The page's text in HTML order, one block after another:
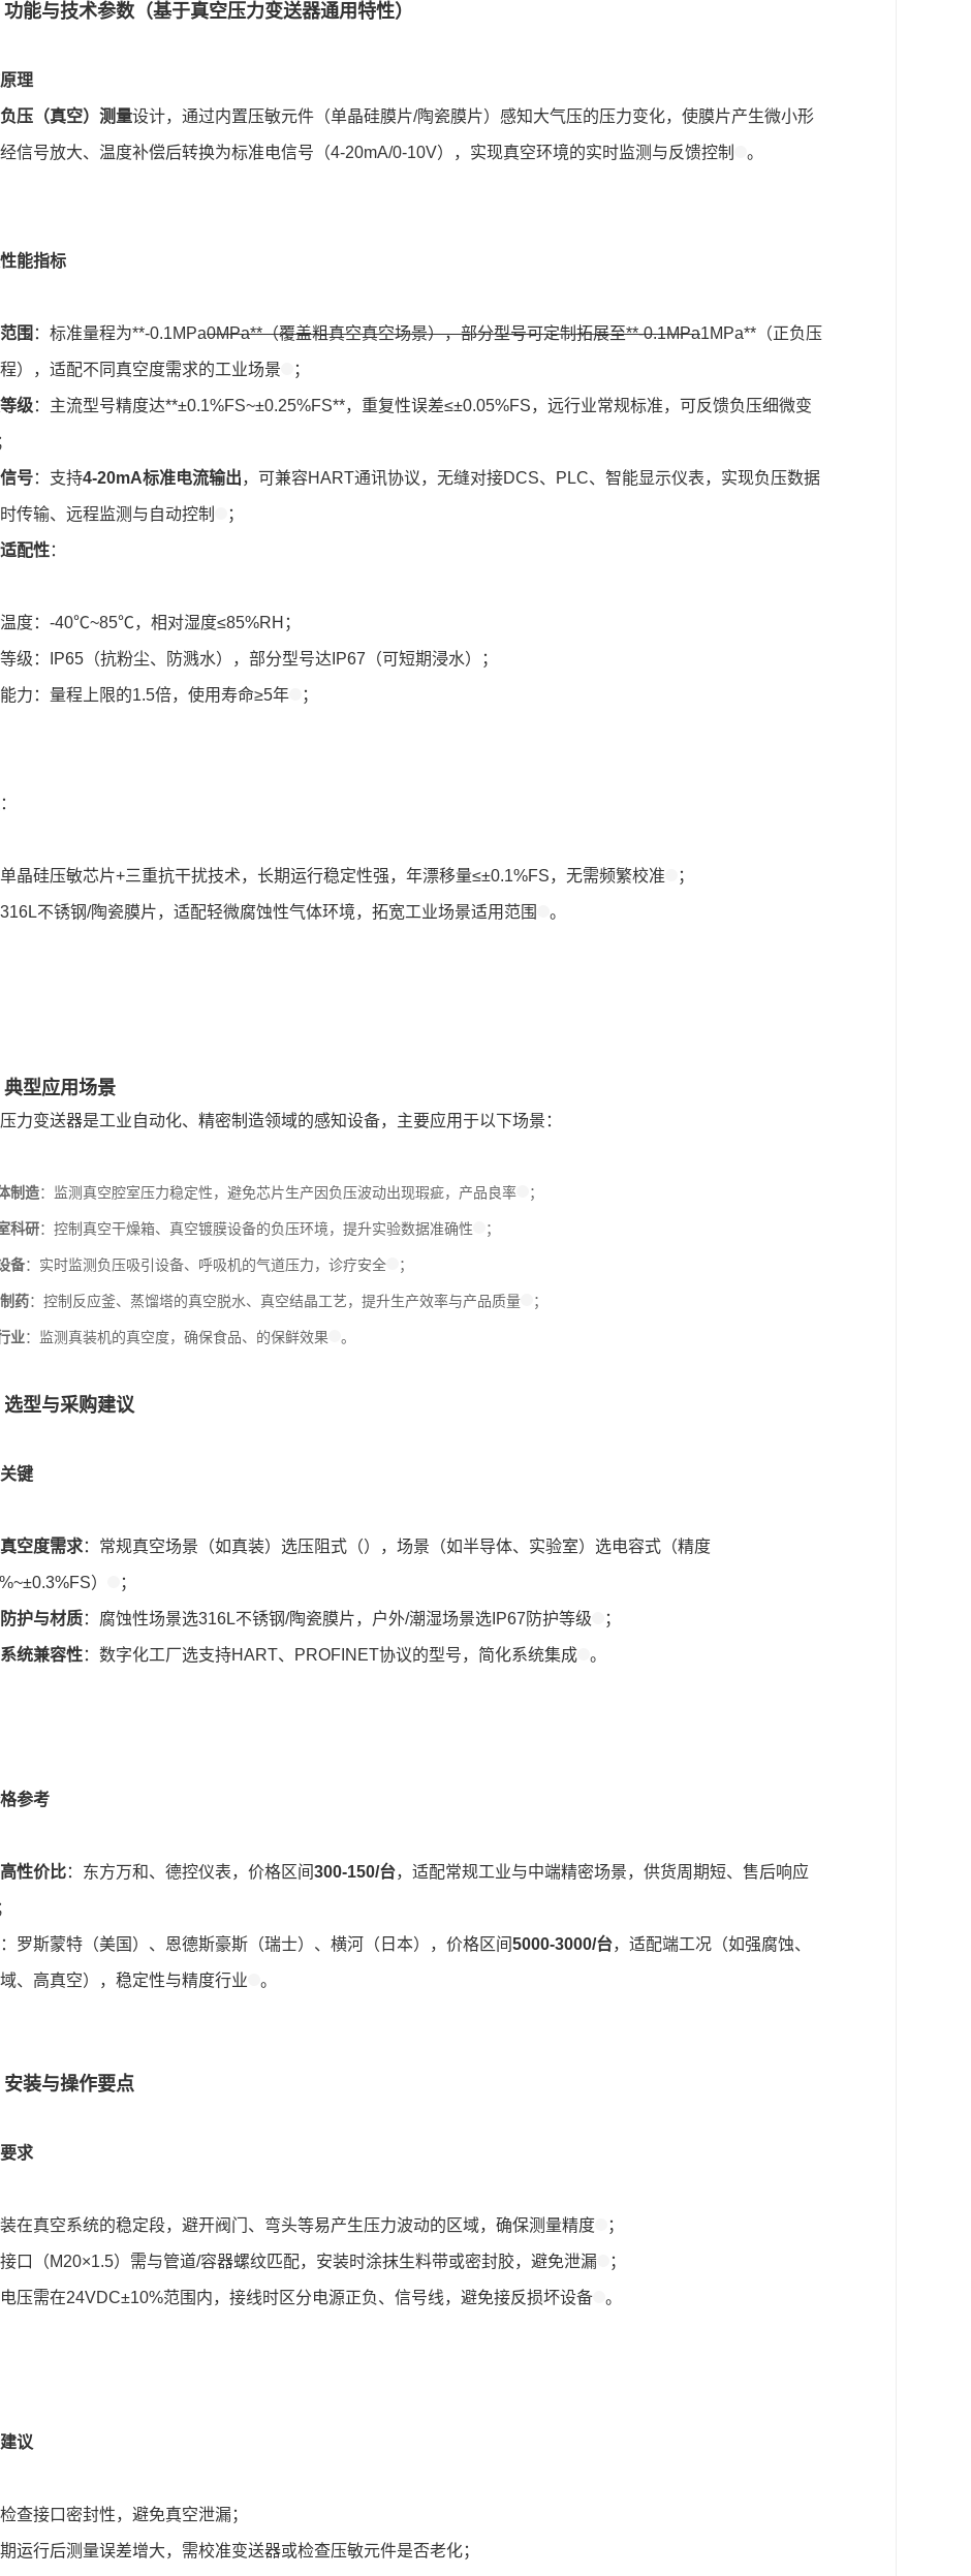
能与技术参数（基于真空压力变送器通用特性）
理
负压（真空）测量设计，通过内置压敏元件（单晶硅膜片/陶瓷膜片）感知大气压的压力变化，使膜片产生微小形
信号放大、温度补偿后转换为标准电信号（4-20mA/0-10V），实现真空环境的实时监测与反馈控制 。
能指标
围 ：标准量程为**-0.1MPa0MPa**（覆盖粗真空真空场景），部分型号可定制拓展至**-0.1MPa1MPa**（正负压
），适配不同真空度需求的工业场景 ；
级：主流型号精度达**±0.1%FS~±0.25%FS**，重复性误差≤±0.05%FS，远行业常规标准，可反馈负压细微变
；
号：支持4-20mA标准电流输出，可兼容HART通讯协议，无缝对接DCS、PLC、智能显示仪表，实现负压数据
传输、远程监测与自动控制 ；
配性：
度：-40℃~85℃，相对湿度≤85%RH；
级：IP65（抗粉尘、防溅水），部分型号达IP67（可短期浸水）；
力：量程上限的1.5倍，使用寿命≥5年 ；
：
晶硅压敏芯片+三重抗干扰技术，长期运行稳定性强，年漂移量≤±0.1%FS，无需频繁校准 ；
不锈钢/陶瓷膜片，适配轻微腐蚀性气体环境，拓宽工业场景适用范围 。
典型应用场景
力变送器是工业自动化、精密制造领域的感知设备，主要应用于以下场景：
制造：监测真空腔室压力稳定性，避免芯片生产因负压波动出现瑕疵，产品良率 ；
科研：控制真空干燥箱、真空镀膜设备的负压环境，提升实验数据准确性 ；
备：实时监测负压吸引设备、呼吸机的气道压力，诊疗安全 ；
药：控制反应釜、蒸馏塔的真空脱水、真空结晶工艺，提升生产效率与产品质量 ；
业：监测真装机的真空度，确保食品、的保鲜效果 。
选型与采购建议
键
真空度需求：常规真空场景（如真装）选压阻式（），场景（如半导体、实验室）选电容式（精度
） ；
防护与材质：腐蚀性场景选316L不锈钢/陶瓷膜片，户外/潮湿场景选IP67防护等级 ；
系统兼容性：数字化工厂选支持HART、PROFINET协议的型号，简化系统集成 。
参考
性价比：东方万和、德控仪表，价格区间300-150/台，适配常规工业与中端精密场景，供货周期短、售后响应
；
：罗斯蒙特（美国）、恩德斯豪斯（瑞士）、横河（日本），价格区间5000-3000/台，适配端工况（如强腐蚀、
、高真空），稳定性与精度行业 。
安装与操作要点
求
在真空系统的稳定段，避开阀门、弯头等易产生压力波动的区域，确保测量精度 ；
口（M20×1.5）需与管道/容器螺纹匹配，安装时涂抹生料带或密封胶，避免泄漏 ；
压需在24VDC±10%范围内，接线时区分电源正负、信号线，避免接反损坏设备 。
议
查接口密封性，避免真空泄漏；
运行后测量误差增大，需校准变送器或检查压敏元件是否老化；